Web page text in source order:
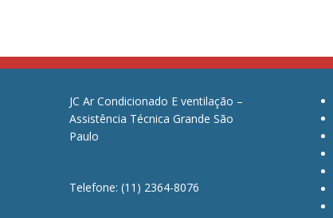
JC Ar Condicionado E ventilação –
Assistência Técnica Grande São
Paulo
Telefone: (11) 2364-8076